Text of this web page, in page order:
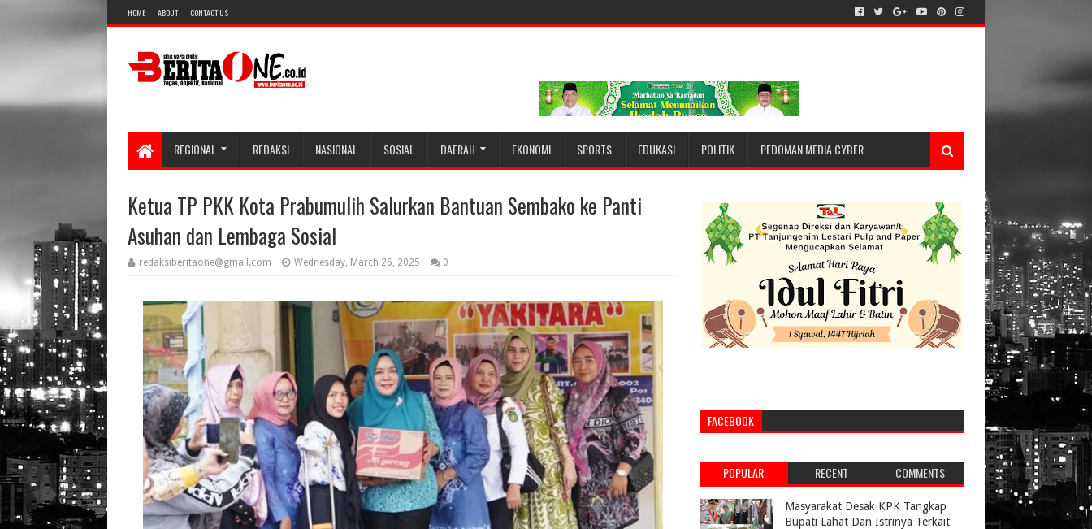
HOME ABOUT CONTACT US
REGIONAL REDAKSI NASIONAL SOSIAL DAERAH EKONOMI SPORTS EDUKASI POLITIK PEDOMAN MEDIA CYBER
Ketua TP PKK Kota Prabumulih Salurkan Bantuan Sembako ke Panti
Asuhan dan Lembaga Sosial
redaksiberitaone@gmail.com Wednesday, March 26, 2025 0
FACEBOOK
POPULAR RECENT COMMENTS
Masyarakat Desak KPK Tangkap
Bupati Lahat Dan Istrinya Terkait